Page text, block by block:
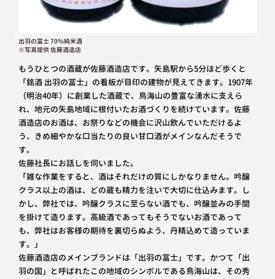
出羽の冨士 70％純米酒
※写真提供 佐藤酒造店
もうひとつの酒蔵が佐藤酒造店です。矢島駅から5分ほど歩くと
「銘酒 出羽の冨士」の看板が目印の建物が見えてきます。1907年
（明治40年）に創業した酒蔵で、鳥海山の豊富な湧水に支えら
れ、地元の矢島地域に根付いたお酒づくりを続けています。佐藤
酒造店のお酒は、お祭りなどの機会に沢山飲んでいただけるよ
う、きめ細やかな口当たりの良い甘口酒がメインなんだそうで
す。
佐藤社長にお話しを伺いました。
「雑な作業をすると、酒はそれだけの質にしかなりません。吟醸
クラス以上の酒は、どの蔵も精力を注いで大切に仕込みます。し
かし、弊社では、吟醸クラスに至らない酒でも、吟醸並みの手間
を掛けて造ります。高級酒であってもそうでないお酒であって
も、弊社はお客様の期待を裏切らぬよう、丹精込めて造っていま
す。」
佐藤酒造店のメインブランドは「出羽の冨士」です。かつて「出
羽の国」と呼ばれたこの地域のシンボルである鳥海山は、その秀